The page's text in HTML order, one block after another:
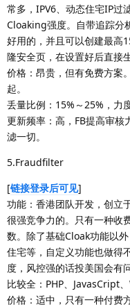
常多，IPV6、动态住宅IP过
Cloaking强度。自带追踪分
好用的，并且可以创建最高
隆安全页，在设置好后直接
价格：昂贵，但有免费方案
起。
丢量比例：15%～25%，力
更新频率：高，FB提高审
滤一切。
5.Fraudfilter
[链接登录后可见]
功能：香港团队开发，创立
很强竞争力的。只有一种收
数。除了基础Cloak功能以
住宅等，自定义功能也做得
度，风控强的话投美国会有
比较全：PHP、JavasCript
价格：适中，只有一种付费